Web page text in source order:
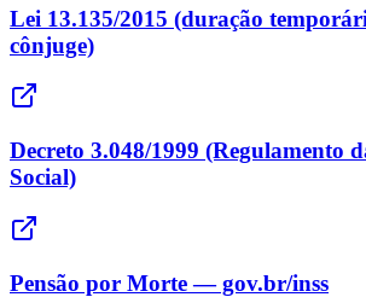
Lei 13.135/2015 (duração
cônjuge)
Decreto 3.048/1999 (Regulamento
Social)
Pensão por Morte — gov.br/inss